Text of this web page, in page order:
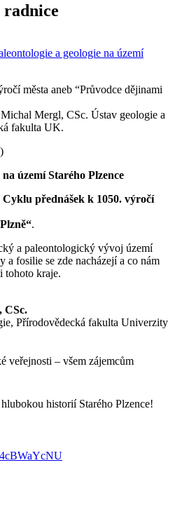
města aneb “Průvodce dějinami
Mergl, CSc. Ústav geologie a
fakulta UK.
území Starého Plzence
Cyklu přednášek k 1050. výročí
.
a paleontologický vývoj území
a fosilie se zde nacházejí a co nám
tohoto kraje.
CSc.
Přírodovědecká fakulta Univerzity
veřejnosti – všem zájemcům
historií Starého Plzence!